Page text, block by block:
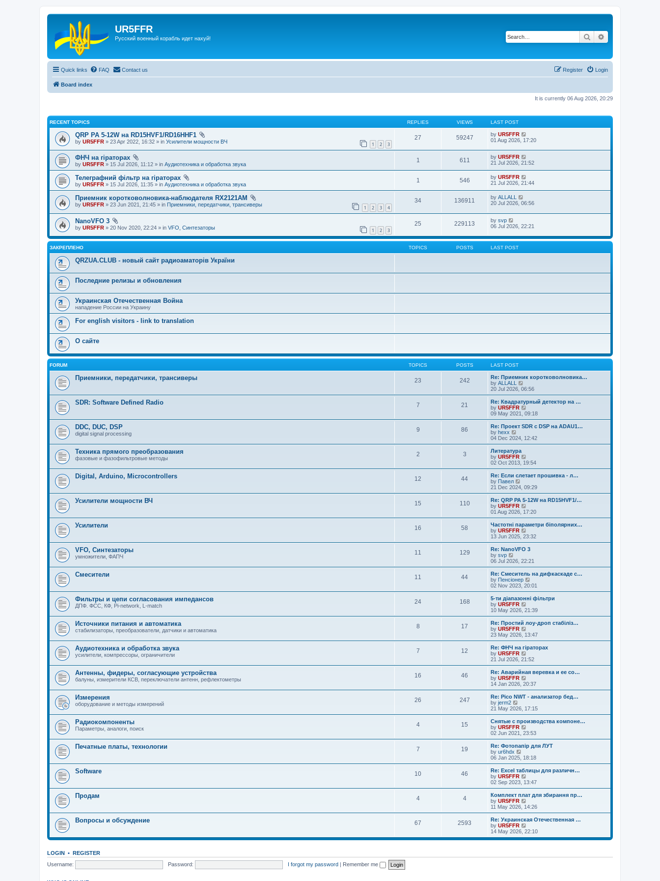
UR5FFR
Русский военный корабль идет нахуй! Search
Quick links FAQ Contact us Login
Register
Board index
It is currently 06 Aug 2026, 20:29
RECENT TOPICS REPLIES VIEWS LAST POST
QRP PA 5-12W на RD15HVF1/RD16HHF1
1 2 3
by UR5FFR » 23 Apr 2022, 16:32 » in Усилители мощности ВЧ
27 59247 by UR5FFR
01 Aug 2026, 17:20
ФНЧ на гіраторах
by UR5FFR » 15 Jul 2026, 11:12 » in Аудиотехника и обработка звука
1 611 by UR5FFR
21 Jul 2026, 21:52
Телеграфний фільтр на гіраторах
by UR5FFR » 15 Jul 2026, 11:35 » in Аудиотехника и обработка звука
1 546 by UR5FFR
21 Jul 2026, 21:44
Приемник коротковолновика-наблюдателя RX2121AM
1 2 3 4
by UR5FFR » 23 Jun 2021, 21:45 » in Приемники, передатчики, трансиверы
34 136911 by ALLALL
20 Jul 2026, 06:56
NanoVFO 3
1 2 3
by UR5FFR » 20 Nov 2020, 22:24 » in VFO, Синтезаторы
25 229113 by svp
06 Jul 2026, 22:21
ЗАКРЕПЛЕНО TOPICS POSTS LAST POST
QRZUA.CLUB - новый сайт радиоаматорів України
Последние релизы и обновления
Украинская Отечественная Война
нападение России на Украину
For english visitors - link to translation
О сайте
FORUM TOPICS POSTS LAST POST
Приемники, передатчики, трансиверы 23 242
Re: Приемник коротковолновика…
by ALLALL
i
e
w
t
h
e
l
a
t
e
t
p
o
s
t
20 Jul 2026, 06:56
SDR: Software Defined Radio 7 21
Re: Квадратурный детектор на …
by UR5FFR
i
e
w
h
e
t
e
t
p
o
s
t
09 May 2021, 09:18
DDC, DUC, DSP
digital signal processing
9 86
Re: Проект SDR с DSP на ADAU1…
by hexx
i
e
w
t
h
e
l
a
t
e
s
t
p
o
s
t
04 Dec 2024, 12:42
Техника прямого преобразования
фазовые и фазофильтровые методы
2 3
Литература
by UR5FFR
i
e
w
h
e
l
a
t
e
t
p
o
s
t
02 Oct 2013, 19:54
Digital, Arduino, Microcontrollers 12 44
Re: Если слетает прошивка - л…
by Павел
i
e
w
t
h
e
l
a
t
e
s
t
p
o
s
t
21 Dec 2024, 09:29
Усилители мощности ВЧ 15 110
Re: QRP PA 5-12W на RD15HVF1/…
by UR5FFR
i
e
w
h
e
l
a
t
e
t
p
o
s
t
01 Aug 2026, 17:20
Усилители 16 58
Частотні параметри біполярних…
by UR5FFR
i
e
w
h
e
l
a
t
e
t
p
o
s
t
13 Jun 2025, 23:32
VFO, Синтезаторы
умножители, ФАПЧ
11 129
Re: NanoVFO 3
by svp
i
e
w
t
h
e
l
a
t
e
t
p
o
s
t
06 Jul 2026, 22:21
Смесители 11 44
Re: Смеситель на дифкаскаде с…
by Пенсіонер
i
e
w
h
e
l
a
t
e
t
p
o
s
t
02 Nov 2023, 20:01
Фильтры и цепи согласования импедансов
ДПФ. ФСС, КФ, Pi-network, L-match
24 168
5-ти діапазонні фільтри
by UR5FFR
i
e
w
h
e
l
a
t
e
t
p
o
s
t
10 May 2026, 21:39
Источники питания и автоматика
стабилизаторы, преобразователи, датчики и автоматика
8 17
Re: Простий лоу-дроп стабіліз…
by UR5FFR
i
e
w
t
h
e
l
a
t
e
t
p
o
s
t
23 May 2026, 13:47
Аудиотехника и обработка звука
усилители, компрессоры, ограничители
7 12
Re: ФНЧ на гіраторах
by UR5FFR
i
e
w
h
e
t
e
t
p
o
t
21 Jul 2026, 21:52
Антенны, фидеры, согласующие устройства
балуны, измерители КСВ, переключатели антенн, рефлектометры
16 46
Re: Аварийная веревка и ее со…
by UR5FFR
i
e
w
h
e
l
a
t
e
t
p
o
t
14 Jan 2026, 20:37
Измерения
оборудование и методы измерений
26 247
Re: Pico NWT - анализатор бед…
by jerm2
i
e
w
t
h
e
l
a
t
e
t
p
o
t
21 May 2026, 17:15
Радиокомпоненты
Параметры, аналоги, поиск
4 15
Снятые с производства компоне…
by UR5FFR
i
e
w
t
h
e
l
a
t
e
t
p
o
t
02 Jun 2021, 23:53
Печатные платы, технологии 7 19
Re: Фотопапір для ЛУТ
by ur6hdx
e
w
t
h
e
l
a
t
e
t
p
o
s
06 Jan 2025, 18:18
Software 10 46
Re: Excel таблицы для различн…
by UR5FFR
i
e
w
h
e
l
a
t
e
s
o
02 Sep 2023, 13:47
Продам 4 4
Комплект плат для збирання пр…
by UR5FFR
i
e
w
h
e
l
11 May 2026, 14:26
Вопросы и обсуждение 67 2593
Re: Украинская Отечественная …
by UR5FFR
i
e
14 May 2026, 22:10
LOGIN •
REGISTER
Username:
Password: I forgot my password Remember me